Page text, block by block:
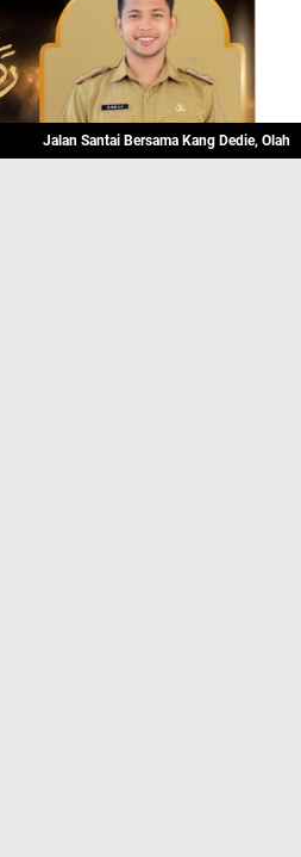
Jalan Santai Bersama Kang Dedie, Olahraga